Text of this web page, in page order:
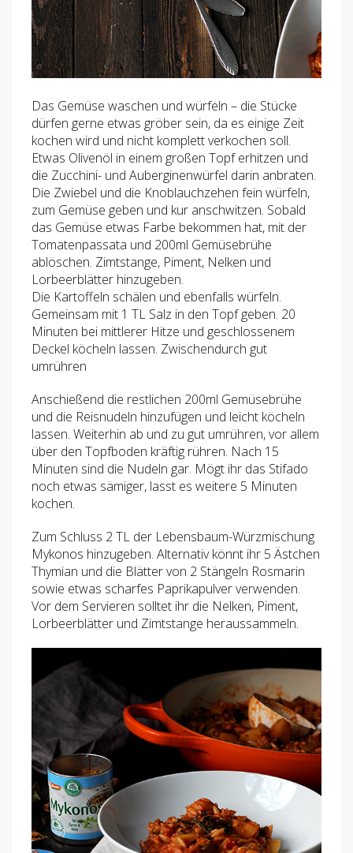
Das Gemüse waschen und würfeln – die Stücke
dürfen gerne etwas gröber sein, da es einige Zeit
kochen wird und nicht komplett verkochen soll.
Etwas Olivenöl in einem großen Topf erhitzen und
die Zucchini- und Auberginenwürfel darin anbraten.
Die Zwiebel und die Knoblauchzehen fein würfeln,
zum Gemüse geben und kur anschwitzen. Sobald
das Gemüse etwas Farbe bekommen hat, mit der
Tomatenpassata und 200ml Gemüsebrühe
ablöschen. Zimtstange, Piment, Nelken und
Lorbeerblätter hinzugeben.
Die Kartoffeln schälen und ebenfalls würfeln.
Gemeinsam mit 1 TL Salz in den Topf geben. 20
Minuten bei mittlerer Hitze und geschlossenem
Deckel köcheln lassen. Zwischendurch gut
umrühren
Anschießend die restlichen 200ml Gemüsebrühe
und die Reisnudeln hinzufügen und leicht köcheln
lassen. Weiterhin ab und zu gut umrühren, vor allem
über den Topfboden kräftig rühren. Nach 15
Minuten sind die Nudeln gar. Mögt ihr das Stifado
noch etwas sämiger, lasst es weitere 5 Minuten
kochen.
Zum Schluss 2 TL der Lebensbaum-Würzmischung
Mykonos hinzugeben. Alternativ könnt ihr 5 Ästchen
Thymian und die Blätter von 2 Stängeln Rosmarin
sowie etwas scharfes Paprikapulver verwenden.
Vor dem Servieren solltet ihr die Nelken, Piment,
Lorbeerblätter und Zimtstange heraussammeln.